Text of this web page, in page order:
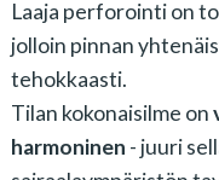
Laaja perforointi on
jolloin pinnan
tehokkaasti.
Tilan kokonaisilme on
harmoninen - juuri